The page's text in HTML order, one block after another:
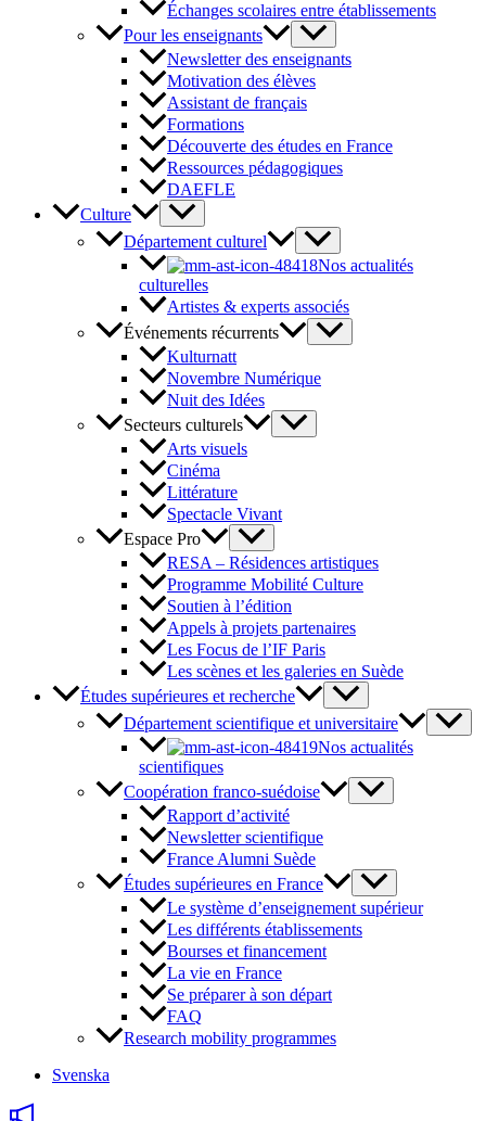
Échanges scolaires entre établissements
Pour les enseignants
Newsletter des enseignants
Motivation des élèves
Assistant de français
Formations
Découverte des études en France
Ressources pédagogiques
DAEFLE
Culture
Département culturel
Nos actualités
culturelles
Artistes & experts associés
Événements récurrents
Kulturnatt
Novembre Numérique
Nuit des Idées
Secteurs culturels
Arts visuels
Cinéma
Littérature
Spectacle Vivant
Espace Pro
RESA – Résidences artistiques
Programme Mobilité Culture
Soutien à l’édition
Appels à projets partenaires
Les Focus de l’IF Paris
Les scènes et les galeries en Suède
Études supérieures et recherche
Département scientifique et universitaire
Nos actualités
scientifiques
Coopération franco-suédoise
Rapport d’activité
Newsletter scientifique
France Alumni Suède
Études supérieures en France
Le système d’enseignement supérieur
Les différents établissements
Bourses et financement
La vie en France
Se préparer à son départ
FAQ
Research mobility programmes
Svenska